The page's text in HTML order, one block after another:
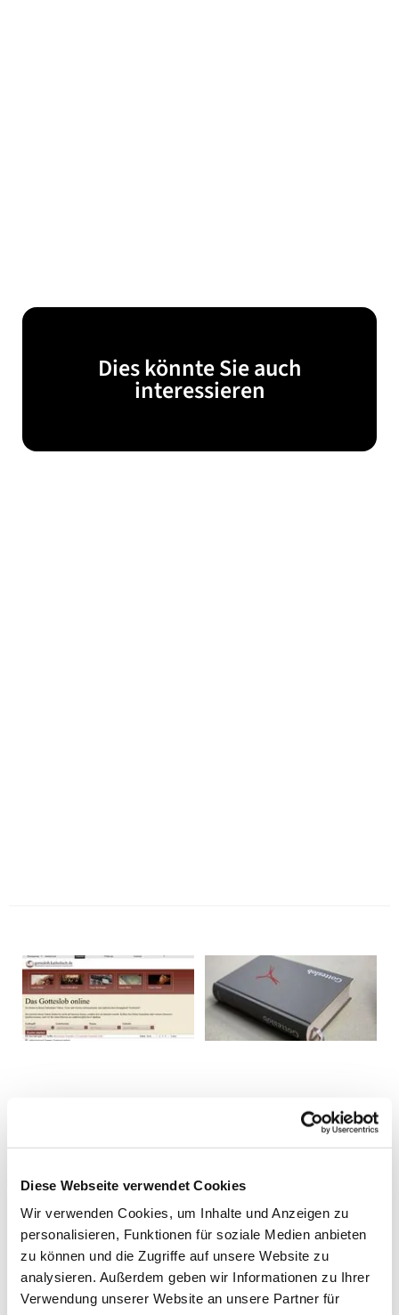
Diese Webseite verwendet Cookies
Wir verwenden Cookies, um Inhalte und Anzeigen zu
personalisieren, Funktionen für soziale Medien anbieten
zu können und die Zugriffe auf unsere Website zu
analysieren. Außerdem geben wir Informationen zu Ihrer
Verwendung unserer Website an unsere Partner für
Dies könnte Sie auch
interessieren